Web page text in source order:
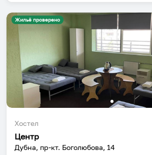
Жильё проверено
Хостел
Центр
Дубна, пр-кт. Боголюбова, 14